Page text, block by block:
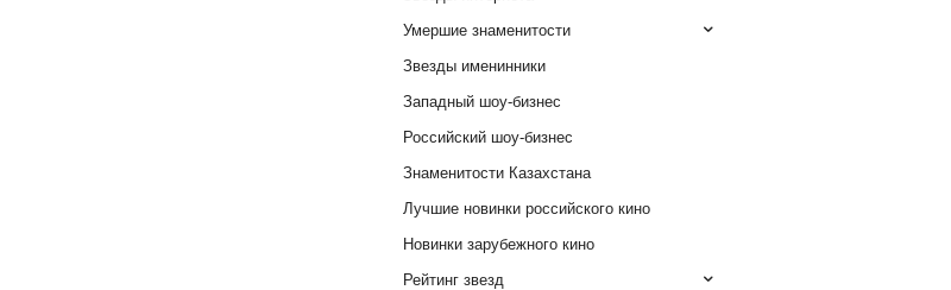
Умершие знаменитости
Звезды именинники
Западный шоу-бизнес
Российский шоу-бизнес
Знаменитости Казахстана
Лучшие новинки российского кино
Новинки зарубежного кино
Рейтинг звезд